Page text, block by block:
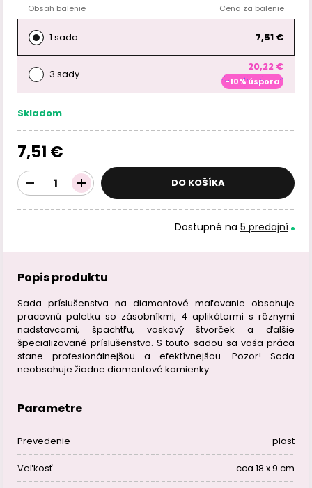
Obsah balenie Cena za balenie
1 sada 7,51 €
3 sady
20,22 €
-10% úspora
Skladom
7,51 €
DO KOŠÍKA
Dostupné na 5 predajní
Popis produktu
Sada príslušenstva na diamantové maľovanie obsahuje
pracovnú paletku so zásobníkmi, 4 aplikátormi s rôznymi
nadstavcami, špachtľu, voskový štvorček a ďalšie
špecializované príslušenstvo. S touto sadou sa vaša práca
stane profesionálnejšou a efektívnejšou. Pozor! Sada
neobsahuje žiadne diamantové kamienky.
Parametre
Prevedenie plast
Veľkosť cca 18 x 9 cm